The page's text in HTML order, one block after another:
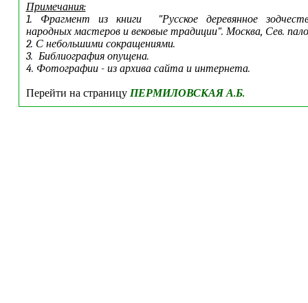
Примечания:
1. Фрагмент из книги "Русское деревянное
народных мастеров и вековые традиции". Москва, Сев.
2. С небольшими сокращениями.
3. Библиография опущена.
4. Фотографии - из архива сайта и интернета.
Перейти на страницу ПЕРМИЛОВСКАЯ А.Б.